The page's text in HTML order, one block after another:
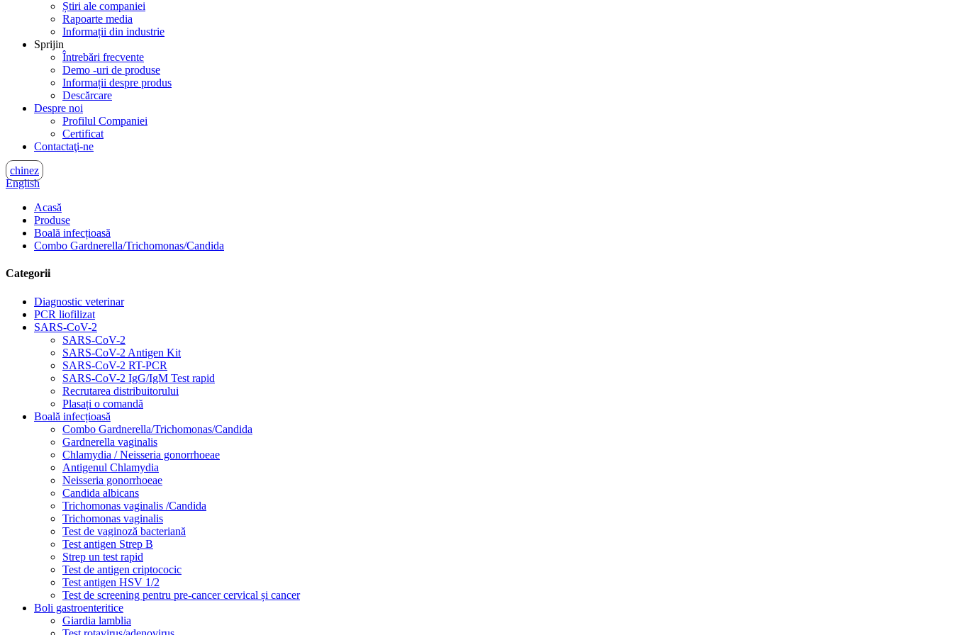
Știri ale companiei
Rapoarte media
Informații din industrie
Sprijin
Întrebări frecvente
Demo -uri de produse
Informații despre produs
Descărcare
Despre noi
Profilul Companiei
Certificat
Contactaţi-ne
chinez
English
Acasă
Produse
Boală infecțioasă
Combo Gardnerella/Trichomonas/Candida
Categorii
Diagnostic veterinar
PCR liofilizat
SARS-CoV-2
SARS-CoV-2
SARS-CoV-2 Antigen Kit
SARS-CoV-2 RT-PCR
SARS-CoV-2 IgG/IgM Test rapid
Recrutarea distribuitorului
Plasați o comandă
Boală infecțioasă
Combo Gardnerella/Trichomonas/Candida
Gardnerella vaginalis
Chlamydia / Neisseria gonorrhoeae
Antigenul Chlamydia
Neisseria gonorrhoeae
Candida albicans
Trichomonas vaginalis /Candida
Trichomonas vaginalis
Test de vaginoză bacteriană
Test antigen Strep B
Strep un test rapid
Test de antigen criptococic
Test antigen HSV 1/2
Test de screening pentru pre-cancer cervical și cancer
Boli gastroenteritice
Giardia lamblia